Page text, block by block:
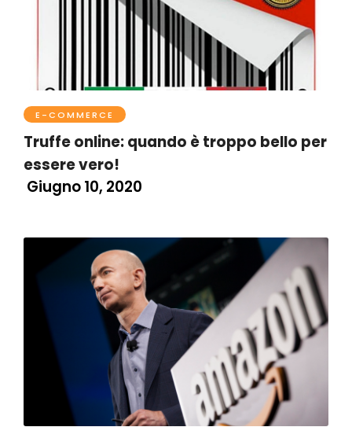
E-COMMERCE
Truffe online: quando è troppo bello per
essere vero!
Giugno 10, 2020